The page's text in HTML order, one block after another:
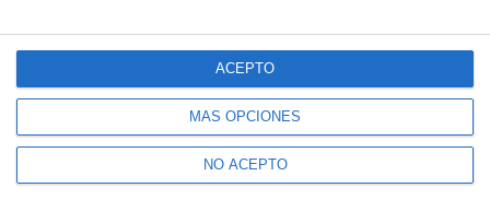
MÁS OPCIONES
NO ACEPTO
ACEPTO